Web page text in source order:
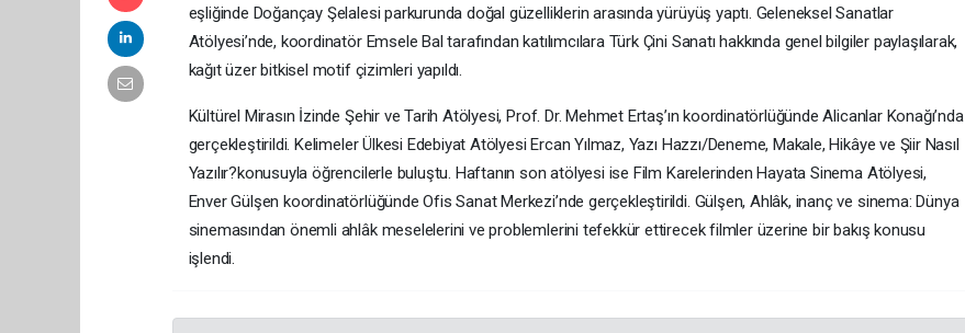
eşliğinde Doğançay Şelalesi parkurunda doğal güzelliklerin arasında yürüyüş yaptı. Geleneksel Sanatlar
Atölyesi’nde, koordinatör Emsele Bal tarafından katılımcılara Türk Çini Sanatı hakkında genel bilgiler paylaşılarak,
kağıt üzer bitkisel motif çizimleri yapıldı.
Kültürel Mirasın İzinde Şehir ve Tarih Atölyesi, Prof. Dr. Mehmet Ertaş’ın koordinatörlüğünde Alicanlar Konağı’nda
gerçekleştirildi. Kelimeler Ülkesi Edebiyat Atölyesi Ercan Yılmaz, Yazı Hazzı/Deneme, Makale, Hikâye ve Şiir Nasıl
Yazılır?konusuyla öğrencilerle buluştu. Haftanın son atölyesi ise Film Karelerinden Hayata Sinema Atölyesi,
Enver Gülşen koordinatörlüğünde Ofis Sanat Merkezi’nde gerçekleştirildi. Gülşen, Ahlâk, inanç ve sinema: Dünya
sinemasından önemli ahlâk meselelerini ve problemlerini tefekkür ettirecek filmler üzerine bir bakış konusu
işlendi.